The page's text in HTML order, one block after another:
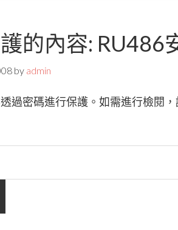
的內容: RU486
by admin
過密碼進行保護。如需進行檢閱